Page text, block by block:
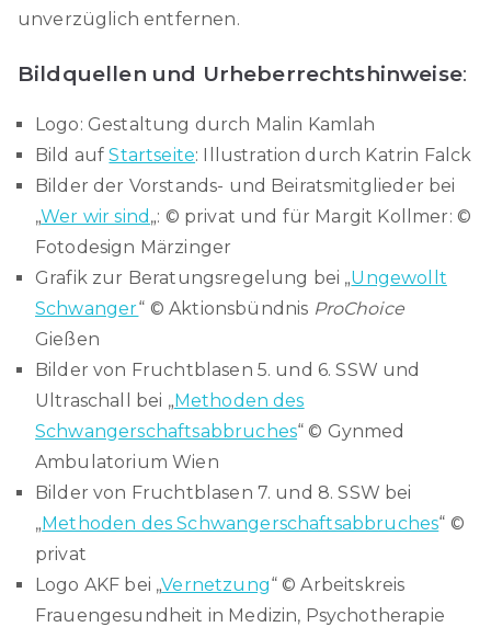
unverzüglich entfernen.
Bildquellen und Urheberrechtshinweise:
Logo: Gestaltung durch Malin Kamlah
Bild aufStartseite: Illustration durch Katrin Falck
Bilder der Vorstands- und Beiratsmitglieder bei
„Wer wir sind „: © privat und für Margit Kollmer: ©
Fotodesign Märzinger
Grafik zur Beratungsregelung bei „Ungewollt
Schwanger“ © Aktionsbündnis ProChoice
Gießen
Bilder von Fruchtblasen 5. und 6. SSW und
Ultraschall bei „Methoden des
Schwangerschaftsabbruches“ © Gynmed
Ambulatorium Wien
Bilder von Fruchtblasen 7. und 8. SSW bei
„Methoden des Schwangerschaftsabbruches“ ©
privat
Logo AKF bei „Vernetzung“ © Arbeitskreis
Frauengesundheit in Medizin, Psychotherapie